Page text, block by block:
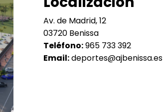
Av. de Madrid, 12
03720 Benissa
Teléfono:965 733 392
Email:deportes@ajbenissa.es